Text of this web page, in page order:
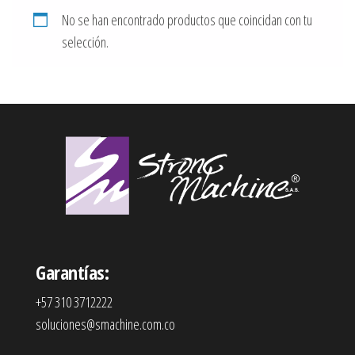
No se han encontrado productos que coincidan con tu
selección.
Garantías:
+57 310 3712222
soluciones@smachine.com.co